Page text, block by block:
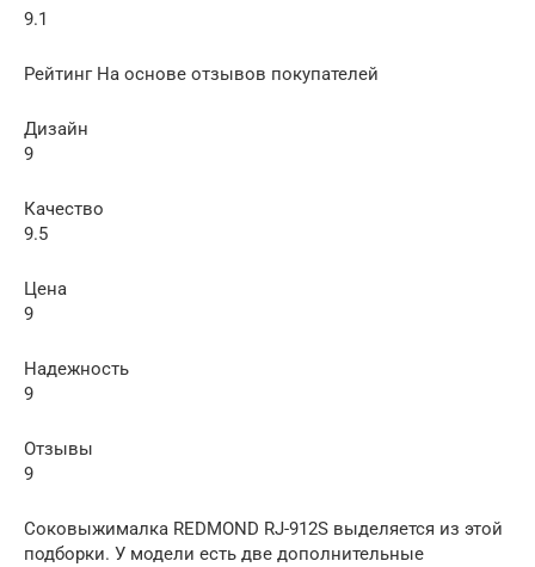
9.1
Рейтинг На основе отзывов покупателей
Дизайн
9
Качество
9.5
Цена
9
Надежность
9
Отзывы
9
Соковыжималка REDMOND RJ-912S выделяется из этой
подборки. У модели есть две дополнительные